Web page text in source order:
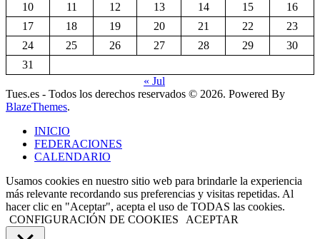
10
11 12 13 14 15
16
17
18 19 20 21 22
23
24
25 26 27 28 29
30
31
« Jul
Tues.es - Todos los derechos reservados © 2026. Powered By
BlazeThemes.
INICIO
FEDERACIONES
CALENDARIO
Usamos cookies en nuestro sitio web para brindarle la experiencia
más relevante recordando sus preferencias y visitas repetidas. Al
hacer clic en "Aceptar", acepta el uso de TODAS las cookies.
CONFIGURACIÓN DE COOKIES
ACEPTAR